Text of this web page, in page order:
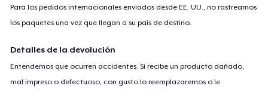
Para los pedidos internacionales enviados desde EE. UU., no rastreamos
los paquetes una vez que llegan a su país de destino.
Detalles de la devolución
Entendemos que ocurren accidentes. Si recibe un producto dañado,
mal impreso o defectuoso, con gusto lo reemplazaremos o le